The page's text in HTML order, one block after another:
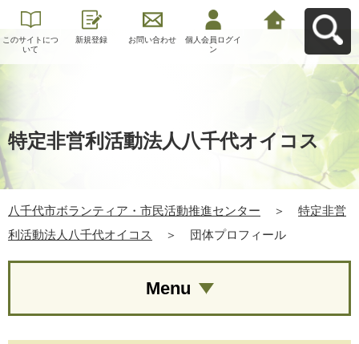
このサイトにつ
いて
新規登録 お問い合わせ
個人会員ログイ
ン
特定非営利活動法人八千代オイコス
八千代市ボランティア・市民活動推進センター ＞
特定非営
利活動法人八千代オイコス
＞ 団体プロフィール
Menu